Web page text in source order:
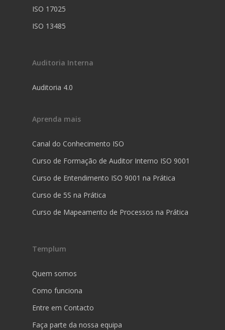
ISO 17025
ISO 13485
Auditoria Interna
Auditoria 4.0
Aprenda mais
Canal do Conhecimento ISO
Curso de Formação de Auditor Interno ISO 9001
Curso de Entendimento ISO 9001 na Prática
Curso de 5S na Prática
Curso de Mapeamento de Processos na Prática
Templum
Quem somos
Como funciona
Entre em Contacto
Faça parte da nossa equipa